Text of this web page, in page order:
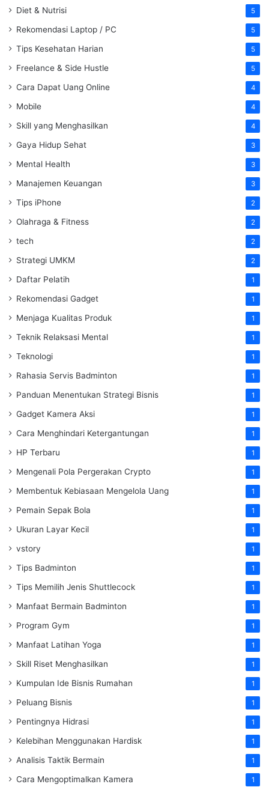
Diet & Nutrisi 5
Rekomendasi Laptop / PC 5
Tips Kesehatan Harian 5
Freelance & Side Hustle 5
Cara Dapat Uang Online 4
Mobile 4
Skill yang Menghasilkan 4
Gaya Hidup Sehat 3
Mental Health 3
Manajemen Keuangan 3
Tips iPhone 2
Olahraga & Fitness 2
tech 2
Strategi UMKM 2
Daftar Pelatih 1
Rekomendasi Gadget 1
Menjaga Kualitas Produk 1
Teknik Relaksasi Mental 1
Teknologi 1
Rahasia Servis Badminton 1
Panduan Menentukan Strategi Bisnis 1
Gadget Kamera Aksi 1
Cara Menghindari Ketergantungan 1
HP Terbaru 1
Mengenali Pola Pergerakan Crypto 1
Membentuk Kebiasaan Mengelola Uang 1
Pemain Sepak Bola 1
Ukuran Layar Kecil 1
vstory 1
Tips Badminton 1
Tips Memilih Jenis Shuttlecock 1
Manfaat Bermain Badminton 1
Program Gym 1
Manfaat Latihan Yoga 1
Skill Riset Menghasilkan 1
Kumpulan Ide Bisnis Rumahan 1
Peluang Bisnis 1
Pentingnya Hidrasi 1
Kelebihan Menggunakan Hardisk 1
Analisis Taktik Bermain 1
Cara Mengoptimalkan Kamera 1